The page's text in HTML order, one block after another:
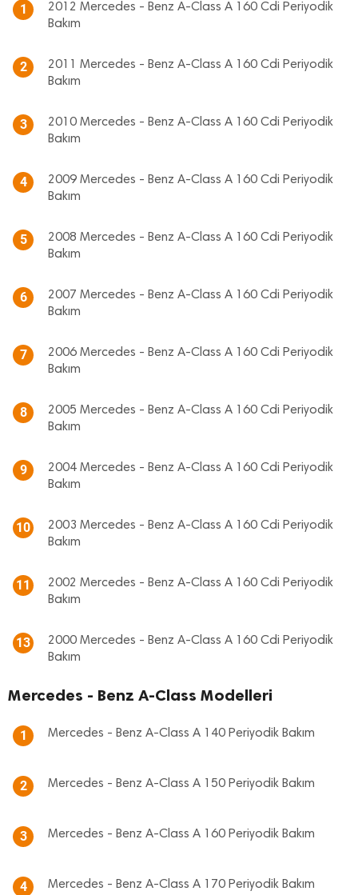
1
2012 Mercedes - Benz A-Class A 160 Cdi Periyodik
Bakım
2
2011 Mercedes - Benz A-Class A 160 Cdi Periyodik
Bakım
3
2010 Mercedes - Benz A-Class A 160 Cdi Periyodik
Bakım
4
2009 Mercedes - Benz A-Class A 160 Cdi Periyodik
Bakım
5
2008 Mercedes - Benz A-Class A 160 Cdi Periyodik
Bakım
6
2007 Mercedes - Benz A-Class A 160 Cdi Periyodik
Bakım
7
2006 Mercedes - Benz A-Class A 160 Cdi Periyodik
Bakım
8
2005 Mercedes - Benz A-Class A 160 Cdi Periyodik
Bakım
9
2004 Mercedes - Benz A-Class A 160 Cdi Periyodik
Bakım
10
2003 Mercedes - Benz A-Class A 160 Cdi Periyodik
Bakım
11
2002 Mercedes - Benz A-Class A 160 Cdi Periyodik
Bakım
13
2000 Mercedes - Benz A-Class A 160 Cdi Periyodik
Bakım
Mercedes - Benz A-Class Modelleri
1 Mercedes - Benz A-Class A 140 Periyodik Bakım
2 Mercedes - Benz A-Class A 150 Periyodik Bakım
3 Mercedes - Benz A-Class A 160 Periyodik Bakım
4 Mercedes - Benz A-Class A 170 Periyodik Bakım